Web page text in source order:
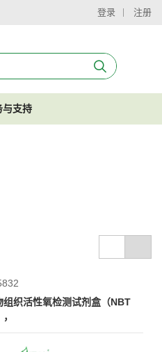
登录 注册
与支持
组织活性氧检测试剂盒（NBT